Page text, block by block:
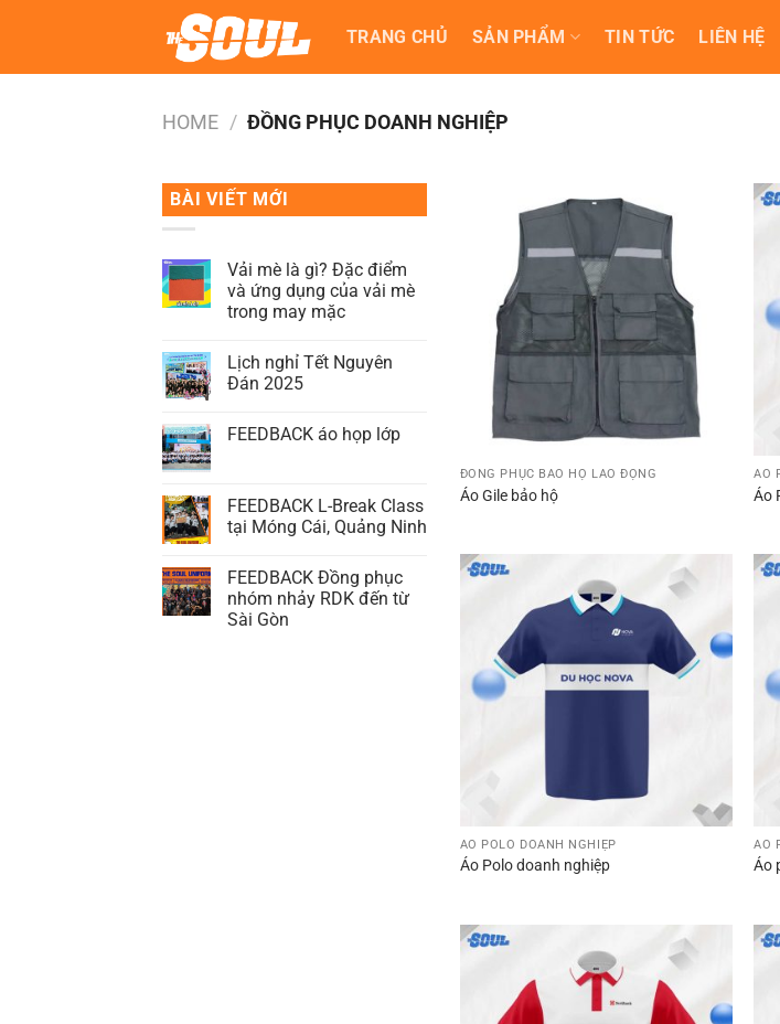
TRANG CHỦ SẢN PHẨM TIN TỨC LIÊN HỆ
HOME / ĐỒNG PHỤC DOANH NGHIỆP
BÀI VIẾT MỚI
Vải mè là gì? Đặc điểm
và ứng dụng của vải mè
trong may mặc
Lịch nghỉ Tết Nguyên
Đán 2025
FEEDBACK áo họp lớp
FEEDBACK L-Break Class
tại Móng Cái, Quảng Ninh
FEEDBACK Đồng phục
nhóm nhảy RDK đến từ
Sài Gòn
ĐỒNG PHỤC BẢO HỘ LAO ĐỘNG
Áo Gile bảo hộ
ÁO
Áo
ÁO POLO DOANH NGHIỆP
Áo Polo doanh nghiệp
ÁO
Áo